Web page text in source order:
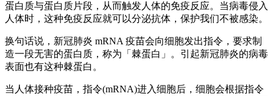
蛋白质与蛋白质片段，从而触发人体的免疫反应。当病毒侵入
人体时，这种免疫反应就可以分泌抗体，保护我们不被感染。
换句话说，新冠肺炎 mRNA 疫苗会向细胞发出指令，要求制
造一段无害的蛋白质，称为「棘蛋白」。引起新冠肺炎的病毒
表面也有这种棘蛋白。
当人体接种疫苗，指令(mRNA)进入细胞后，细胞会根据指令